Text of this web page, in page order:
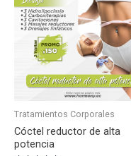
Tratamientos Corporales
Cóctel reductor de alta
potencia